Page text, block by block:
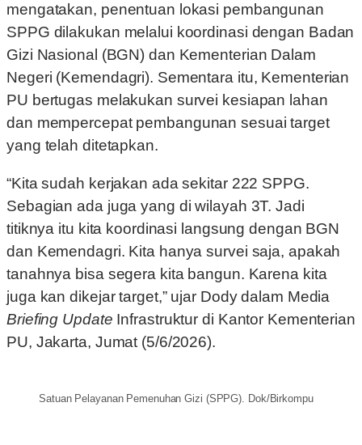
mengatakan, penentuan lokasi pembangunan
SPPG dilakukan melalui koordinasi dengan Badan
Gizi Nasional (BGN) dan Kementerian Dalam
Negeri (Kemendagri). Sementara itu, Kementerian
PU bertugas melakukan survei kesiapan lahan
dan mempercepat pembangunan sesuai target
yang telah ditetapkan.
“Kita sudah kerjakan ada sekitar 222 SPPG.
Sebagian ada juga yang di wilayah 3T. Jadi
titiknya itu kita koordinasi langsung dengan BGN
dan Kemendagri. Kita hanya survei saja, apakah
tanahnya bisa segera kita bangun. Karena kita
juga kan dikejar target,” ujar Dody dalam Media
Briefing Update Infrastruktur di Kantor Kementerian
PU, Jakarta, Jumat (5/6/2026).
Satuan Pelayanan Pemenuhan Gizi (SPPG). Dok/Birkompu